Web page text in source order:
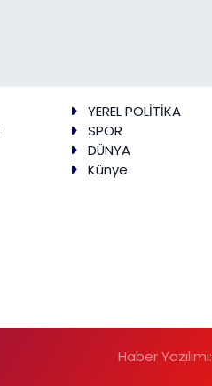
YEREL POLİTİKA
SPOR
DÜNYA
Künye
Haber Yazılımı: